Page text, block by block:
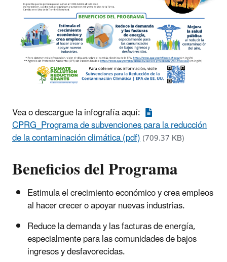
Vea o descargue la infografía aquí:
CPRG_Programa de subvenciones para la reducción
de la contaminación climática (pdf)(709.37 KB)
Beneficios del Programa
Estimula el crecimiento económico y crea empleos
al hacer crecer o apoyar nuevas industrias.
Reduce la demanda y las facturas de energía,
especialmente para las comunidades de bajos
ingresos y desfavorecidas.